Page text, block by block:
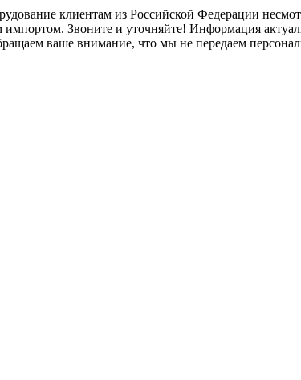
клиентам из Российской Федерации
импортом. Звоните и уточняйте! Информация
ваше внимание, что мы не передаем